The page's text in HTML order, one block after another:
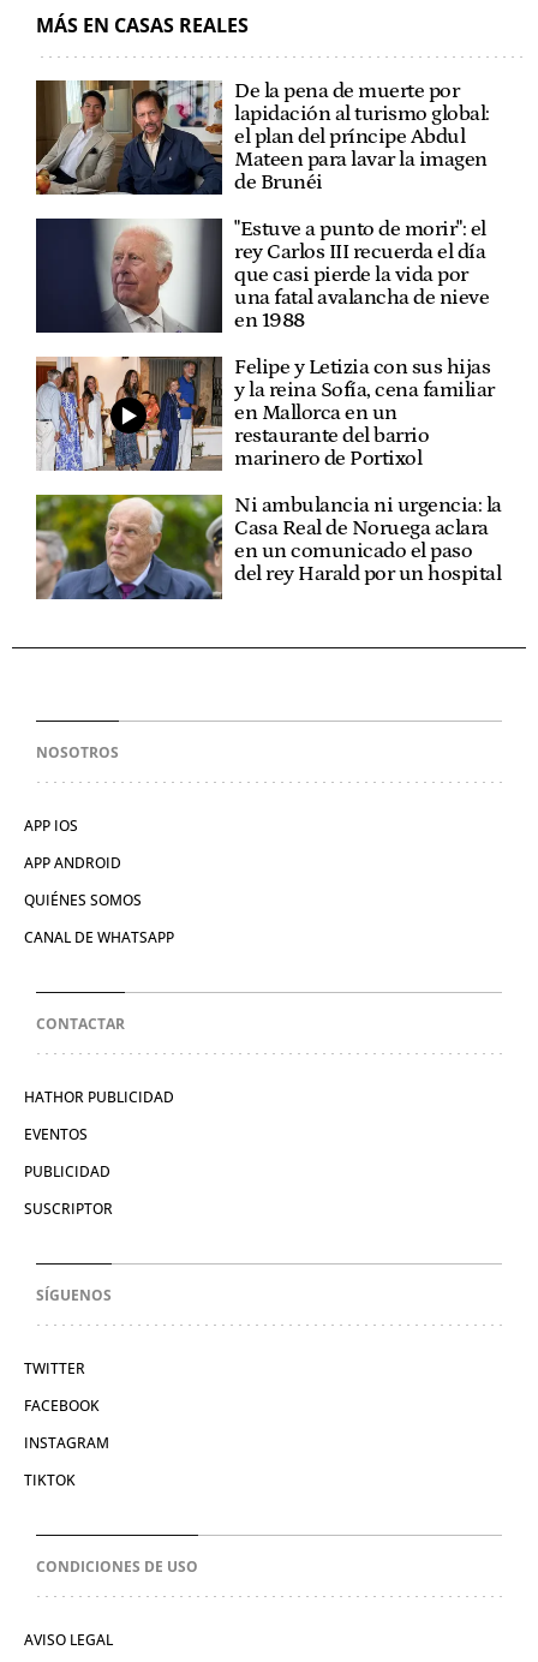
MÁS EN CASAS REALES
De la pena de muerte por
lapidación al turismo global:
el plan del príncipe Abdul
Mateen para lavar la imagen
de Brunéi
"Estuve a punto de morir": el
rey Carlos III recuerda el día
que casi pierde la vida por
una fatal avalancha de nieve
en 1988
Felipe y Letizia con sus hijas
y la reina Sofía, cena familiar
en Mallorca en un
restaurante del barrio
marinero de Portixol
Ni ambulancia ni urgencia: la
Casa Real de Noruega aclara
en un comunicado el paso
del rey Harald por un hospital
NOSOTROS
APP IOS
APP ANDROID
QUIÉNES SOMOS
CANAL DE WHATSAPP
CONTACTAR
HATHOR PUBLICIDAD
EVENTOS
PUBLICIDAD
SUSCRIPTOR
SÍGUENOS
TWITTER
FACEBOOK
INSTAGRAM
TIKTOK
CONDICIONES DE USO
AVISO LEGAL